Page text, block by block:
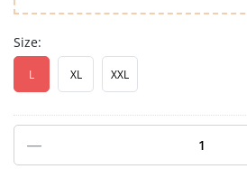
Size:
L XL XXL